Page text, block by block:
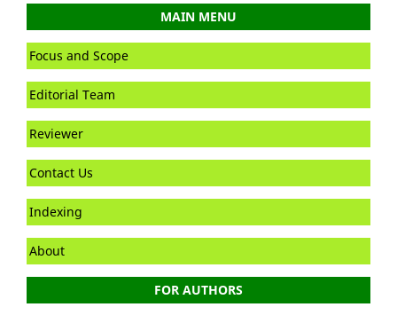
MAIN MENU
Focus and Scope
Editorial Team
Reviewer
Contact Us
Indexing
About
FOR AUTHORS